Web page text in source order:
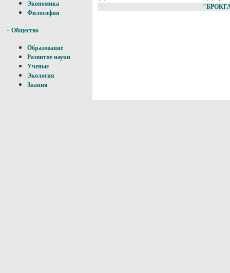
Экономика
Философия
- Общество
Образование
Развитие науки
Ученые
Экология
Знания